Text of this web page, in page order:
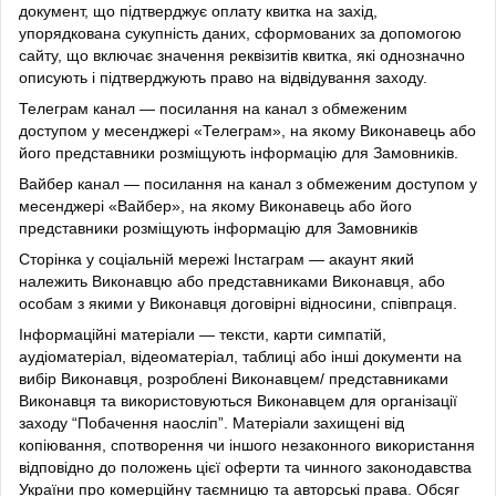
документ, що підтверджує оплату квитка на захід,
упорядкована сукупність даних, сформованих за допомогою
сайту, що включає значення реквізитів квитка, які однозначно
описують і підтверджують право на відвідування заходу.
Телеграм канал — посилання на канал з обмеженим
доступом у месенджері «Телеграм», на якому Виконавець або
його представники розміщують інформацію для Замовників.
Вайбер канал — посилання на канал з обмеженим доступом у
месенджері «Вайбер», на якому Виконавець або його
представники розміщують інформацію для Замовників
Сторінка у соціальній мережі Інстаграм — акаунт який
належить Виконавцю або представниками Виконавця, або
особам з якими у Виконавця договірні відносини, співпраця.
Інформаційні матеріали — тексти, карти симпатій,
аудіоматеріал, відеоматеріал, таблиці або інші документи на
вибір Виконавця, розроблені Виконавцем/ представниками
Виконавця та використовуються Виконавцем для організації
заходу “Побачення наосліп”. Матеріали захищені від
копіювання, спотворення чи іншого незаконного використання
відповідно до положень цієї оферти та чинного законодавства
України про комерційну таємницю та авторські права. Обсяг